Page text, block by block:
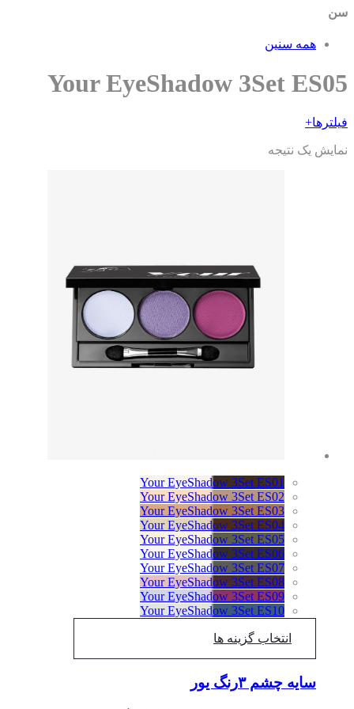
همه سنین
Your EyeShadow 3Set
+
یک نتیجه
Your EyeShadow 3Set ES01
Your EyeShadow 3Set ES02
Your EyeShadow 3Set ES03
Your EyeShadow 3Set ES04
Your EyeShadow 3Set ES05
Your EyeShadow 3Set ES06
Your EyeShadow 3Set ES07
Your EyeShadow 3Set ES08
Your EyeShadow 3Set ES09
Your EyeShadow 3Set ES10
انتخاب گزینه ها
سایه چشم ۳رنگ یور